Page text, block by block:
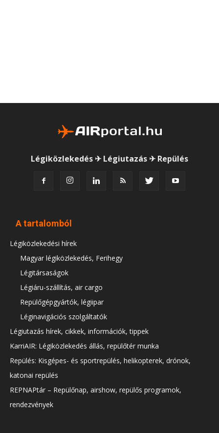
Légiközlekedés ✈ Légiutazás ✈ Repülés
A tartalomból
Légiközlekedési hírek
Magyar légiközlekedés, Ferihegy
Légitársaságok
Légiáru-szállítás, air cargo
Repülőgépgyártók, légiipar
Léginavigációs szolgáltatók
Légiutazás hírek, cikkek, információk, tippek
KarriAIR: Légiközlekedés állás, repülőtér munka
Repülés: Kisgépes- és sportrepülés, helikopterek, drónok,
katonai repülés
REPNAPtár – Repülőnap, airshow, repülős programok,
rendezvények